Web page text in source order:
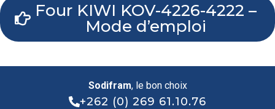
Four KIWI KOV-4226-4222 –
Mode d’emploi
Sodifram, le bon choix
+262 (0) 269 61.10.76